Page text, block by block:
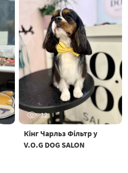
12
Кінг Чарльз Фільтр у
V.O.G DOG SALON